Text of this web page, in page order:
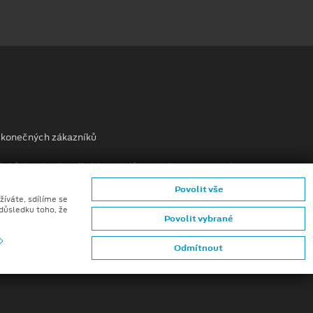
zákazníků
(CGI) z digitálních modelů vozidel a generativní
sdílíme se
toho, že
Odmítnout
Povolit vybrané
Povolit vše